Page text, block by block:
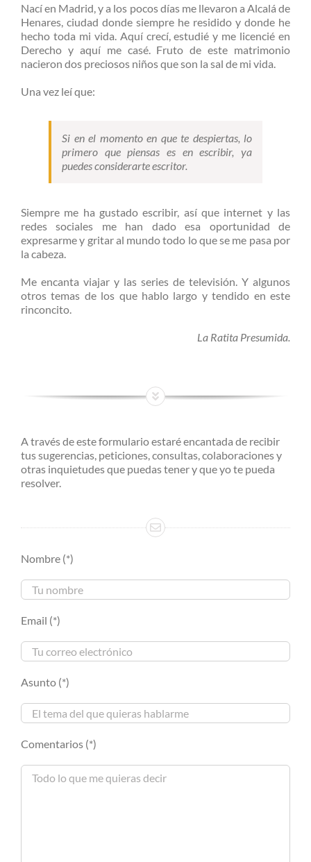
Nací en Madrid, y a los pocos días me llevaron a Alcalá de
Henares, ciudad donde siempre he residido y donde he
hecho toda mi vida. Aquí crecí, estudié y me licencié en
Derecho y aquí me casé. Fruto de este matrimonio
nacieron dos preciosos niños que son la sal de mi vida.
Una vez leí que:
Si en el momento en que te despiertas, lo
primero que piensas es en escribir, ya
puedes considerarte escritor.
Siempre me ha gustado escribir, así que internet y las
redes sociales me han dado esa oportunidad de
expresarme y gritar al mundo todo lo que se me pasa por
la cabeza.
Me encanta viajar y las series de televisión. Y algunos
otros temas de los que hablo largo y tendido en este
rinconcito.
La Ratita Presumida.
A través de este formulario estaré encantada de recibir
tus sugerencias, peticiones, consultas, colaboraciones y
otras inquietudes que puedas tener y que yo te pueda
resolver.
Nombre (*)
Email (*)
Asunto (*)
Comentarios (*)